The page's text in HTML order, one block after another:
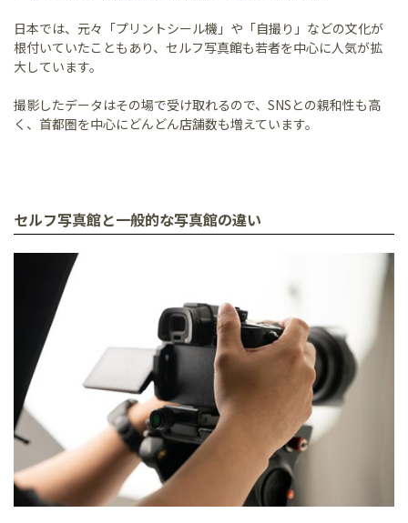
日本では、元々「プリントシール機」や「自撮り」などの文化が
根付いていたこともあり、セルフ写真館も若者を中心に人気が拡
大しています。
撮影したデータはその場で受け取れるので、SNSとの親和性も高
く、首都圏を中心にどんどん店舗数も増えています。
セルフ写真館と一般的な写真館の違い